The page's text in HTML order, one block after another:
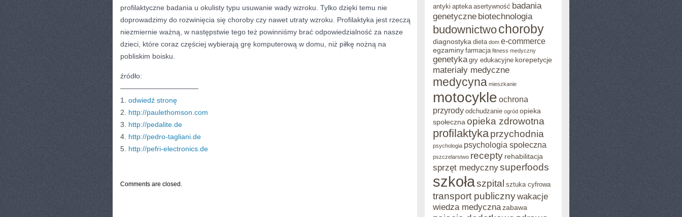
profilaktyczne badania u okulisty typu usuwanie wady wzroku. Tylko dzięki temu nie
doprowadzimy do rozwinięcia się choroby czy nawet utraty wzroku. Profilaktyka jest rzeczą
niezmiernie ważną, w następstwie tego też powinniśmy brać odpowiedzialność za nasze
dzieci, które coraz częściej wybierają grę komputerową w domu, niż piłkę nożną na
pobliskim boisku.
źródło:
———————————
1. odwiedź stronę
2. http://paulethomson.com
3. http://pedalite.de
4. http://pedro-tagliani.de
5. http://pefri-electronics.de
Comments are closed.
antyki apteka asertywność badania
genetyczne biotechnologia
budownictwochoroby
diagnostyka dieta dom e-commerce
egzaminy farmacja fitness medyczny
genetyka gry edukacyjne korepetycje
materiały medyczne
medycyna mieszkanie
motocykle ochrona
przyrody odchudzanie ogród opieka
społeczna opieka zdrowotna
profilaktykaprzychodnia
psychologia psychologia społeczna
pszczelarstwo recepty rehabilitacja
sprzęt medycznysuperfoods
szkołaszpital sztuka cyfrowa
transport publicznywakacje
wiedza medycznazabawa